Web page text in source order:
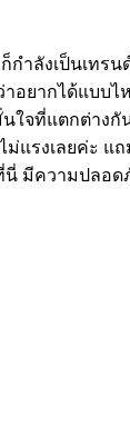
กำลังเป็นเทร
อยากได้แบบไ
จที่แตกต่างกั
ไม่แรงเลยค่
นี่ มีความปลอ